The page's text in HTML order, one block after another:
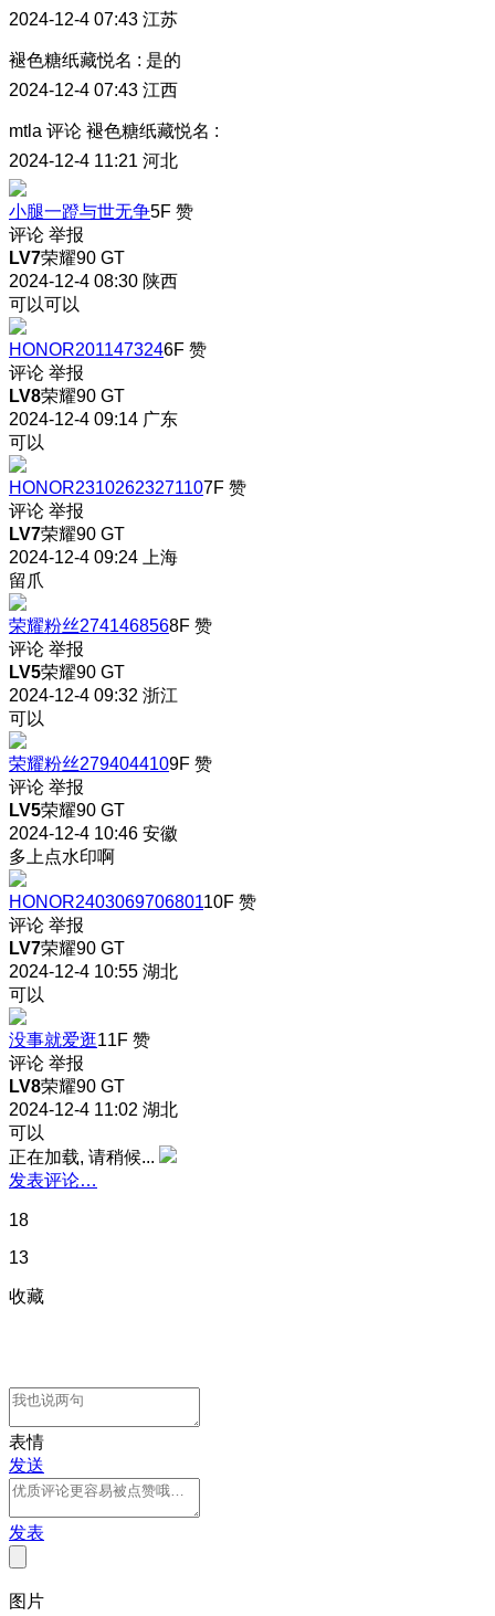
2024-12-4 07:43 江苏
褪色糖纸藏悦名 : 是的
2024-12-4 07:43 江西
mtla 评论 褪色糖纸藏悦名 :
2024-12-4 11:21 河北
小腿一蹬与世无争5F 赞
评论 举报
LV7荣耀90 GT
2024-12-4 08:30 陕西
可以可以
HONOR2011473246F 赞
评论 举报
LV8荣耀90 GT
2024-12-4 09:14 广东
可以
HONOR23102623271107F 赞
评论 举报
LV7荣耀90 GT
2024-12-4 09:24
上海
留爪
荣耀粉丝2741468568F 赞
评论 举报
LV5荣耀90 GT
2024-12-4 09:32 浙江
可以
荣耀粉丝2794044109F 赞
评论 举报
LV5荣耀90 GT
2024-12-4 10:46 安徽
多上点水印啊
HONOR240306970680110F 赞
评论 举报
LV7荣耀90 GT
2024-12-4 10:55 湖北
可以
没事就爱逛11F 赞
评论 举报
LV8荣耀90 GT
2024-12-4 11:02 湖北
可以
正在加载, 请稍候...
发表评论…
18
13
收藏
表情
发送
发表
图片